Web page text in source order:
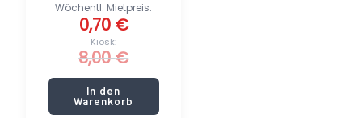
Kiosk:
8,00€
Wöchentl. Mietpreis:
0,70 €
In den
Warenkorb